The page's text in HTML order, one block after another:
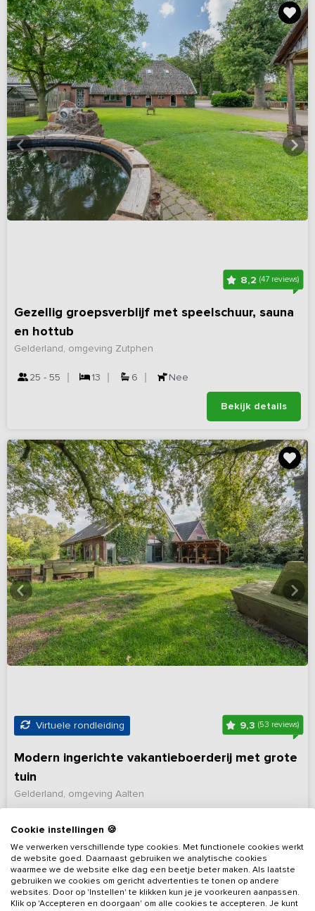
8,2(47 reviews)
Gezellig groepsverblijf met speelschuur, sauna
en hottub
Gelderland, omgeving Zutphen
25 - 55 13 6 Nee
Bekijk details
Virtuele rondleiding 9,3 (53 reviews)
Modern ingerichte vakantieboerderij met grote
tuin
Gelderland, omgeving Aalten
Bekijk details
Cookie instellingen 🍪
We verwerken verschillende type cookies. Met functionele cookies werkt
de website goed. Daarnaast gebruiken we analytische cookies
waarmee we de website elke dag een beetje beter maken. Als laatste
gebruiken we cookies om gericht advertenties te tonen op andere
websites. Door op 'Instellen' te klikken kun je je voorkeuren aanpassen.
Klik op 'Accepteren en doorgaan' om alle cookies te accepteren. Je kunt